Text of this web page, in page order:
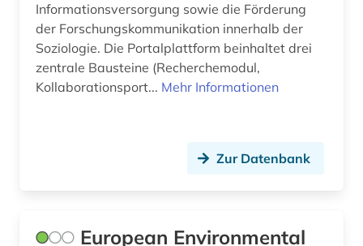
atlas (2)
atomare bedrohung (1)
audio recordings (1)
Informationsversorgung sowie die Förderung
der Forschungskommunikation innerhalb der
Soziologie. Die Portalplattform beinhaltet drei
zentrale Bausteine (Recherchemodul,
Kollaborationsport... Mehr Informationen
Zur Datenbank
European Environmental